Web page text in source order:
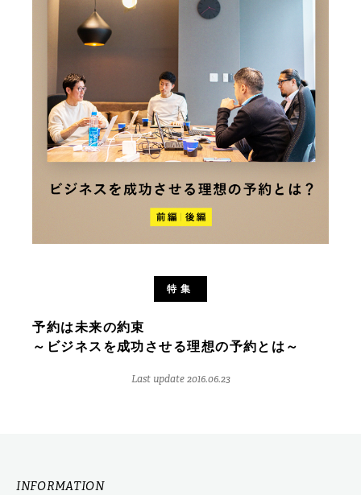
特集
予約は未来の約束
～ビジネスを成功させる理想の予約とは～
Last update 2016.06.23
INFORMATION